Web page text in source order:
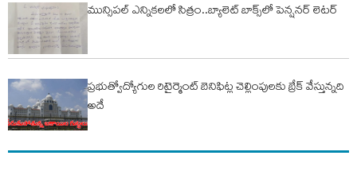
మున్సిపల్ ఎన్నికలలో సిత్రం..బ్యాలెట్ బాక్స్‌లో పెన్షనర్ లెటర్
ప్రభుత్వోద్యోగుల రిటైర్మెంట్‌ బెనిఫిట్ల చెల్లింపులకు బ్రేక్ వేస్తున్నది
అదే